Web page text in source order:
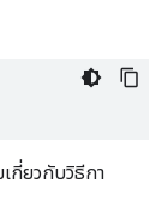
เกี่ยวกับวิธีกา